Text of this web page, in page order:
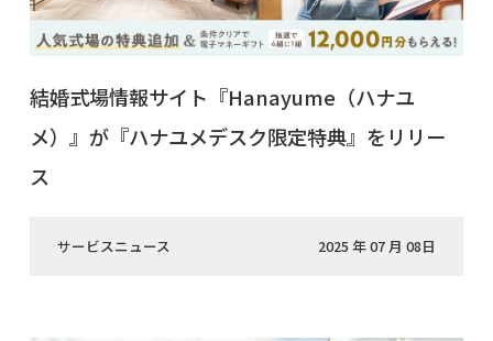
結婚式場情報サイト『Hanayume（ハナユ
メ）』が『ハナユメデスク限定特典』をリリー
ス
サービスニュース 2025 年 07 月 08日